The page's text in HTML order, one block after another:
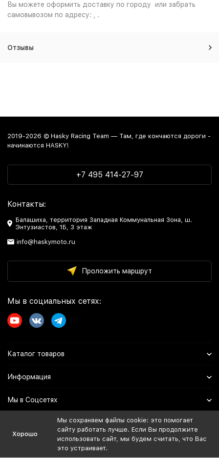
Вы можете оформить доставку по городу или забрать
самовывозом по адресу: , .
Отзывы
2019-2026 © Hasky Racing Team — Там, где кончаются дороги -
начинаются HASKY!
+7 495 414-27-97
Контакты:
Балашиха, территория Западная Коммунальная Зона, ш.
Энтузиастов, 1Б, 3 этаж
info@haskymoto.ru
Проложить маршрут
Мы в социальных сетях:
Каталог товаров
Информация
Мы в Соцсетях
Политика персональных данных
Хорошо
Мы сохраняем файлы cookie: это помогает
сайту работать лучше. Если Вы продолжите
использовать сайт, мы будем считать, что Вас
это устраивает.